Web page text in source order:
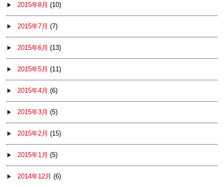
2015年8月 (10)
2015年7月 (7)
2015年6月 (13)
2015年5月 (11)
2015年4月 (6)
2015年3月 (5)
2015年2月 (15)
2015年1月 (5)
2014年12月 (6)